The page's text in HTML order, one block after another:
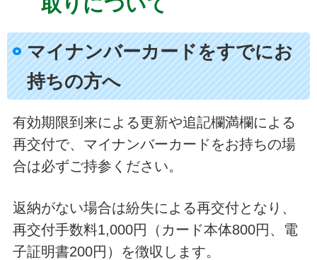
マイナンバーカードをすでにお
持ちの方へ
有効期限到来による更新や追記欄満欄による
再交付で、マイナンバーカードをお持ちの場
合は必ずご持参ください。
返納がない場合は紛失による再交付となり、
再交付手数料1,000円（カード本体800円、電
子証明書200円）を徴収します。